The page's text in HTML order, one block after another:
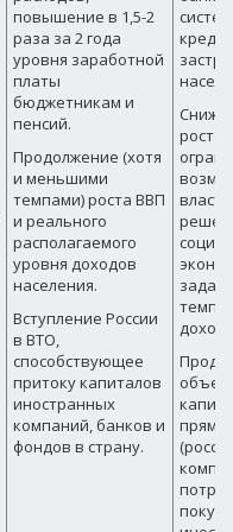
повышение в 1,5-2
раза за 2 года
уровня заработной
платы
бюджетникам и
пенсий.
Продолжение (хотя
и меньшими
темпами) роста ВВП
и реального
располагаемого
уровня доходов
населения.
Вступление России
в ВТО,
способствующее
притоку капиталов
иностранных
компаний, банков и
фондов в страну.
роста